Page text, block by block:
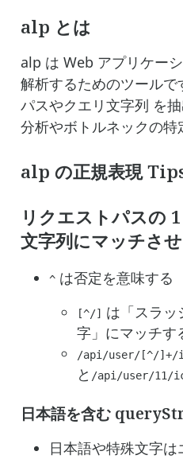
alp とは
alp は Web アプリケー
解析するためのツール
パスやクエリ文字列 を
分析やボトルネックの特
alp の正規表現
リクエストパスの
文字列にマッチさ
^は否定を意味する
[^/]
は「スラ
字」にマッチす
/api/user/[^/]+/
と /api/user/11/
日本語を含む
日本語や特殊文字